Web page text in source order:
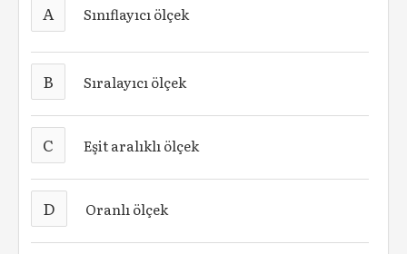
A Sınıflayıcı ölçek
B Sıralayıcı ölçek
C Eşit aralıklı ölçek
D Oranlı ölçek